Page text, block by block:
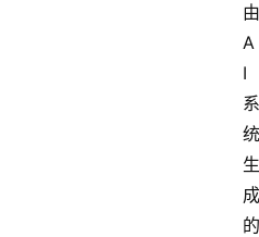
由
A
I
系
统
生
成
的